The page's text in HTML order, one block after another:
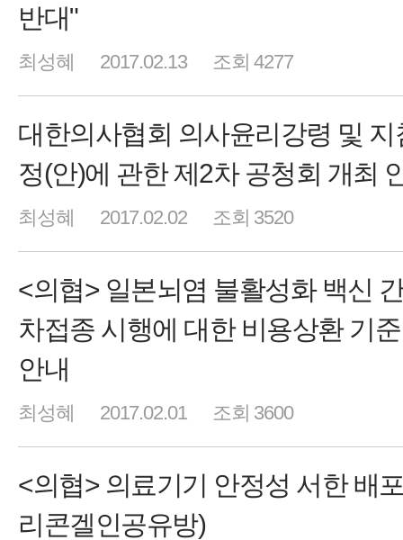
반대"
최성혜 2017.02.13 조회 4277
대한의사협회 의사윤리강령 및 지
정(안)에 관한 제2차 공청회 개최
최성혜 2017.02.02 조회 3520
<의협> 일본뇌염 불활성화 백신
차접종 시행에 대한 비용상환 기
안내
최성혜 2017.02.01 조회 3600
<의협> 의료기기 안정성 서한 배
리콘겔인공유방)